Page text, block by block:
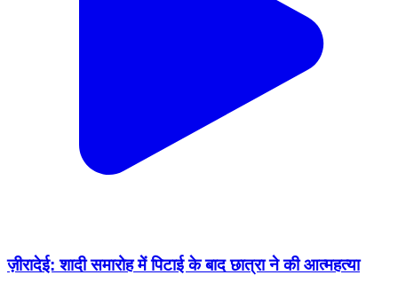
ज़ीरादेई: शादी समारोह में पिटाई के बाद छात्रा ने की आत्महत्या